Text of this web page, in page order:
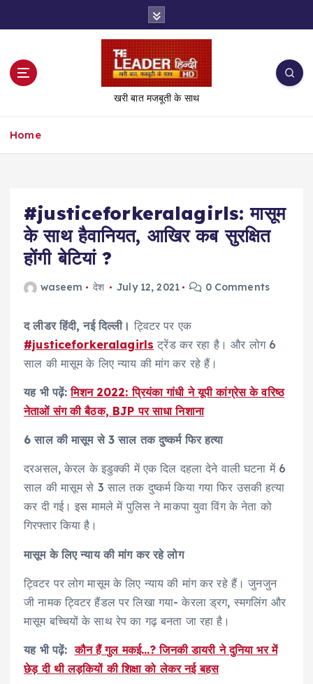
t
खरी बात मजबूती के साथ
Home
#justiceforkeralagirls: मासूम
के साथ हैवानियत, आखिर कब सुरक्षित
होंगी बेटियां ?
waseem देश July 12, 2021 0 Comments
द लीडर हिंदी, नई दिल्ली। ट्‍विटर पर एक
#justiceforkeralagirls ट्रेंड कर रहा है। और लोग 6
साल की मासूम के लिए न्याय की मांग कर रहे हैं।
यह भी पढ़ें:मिशन 2022: प्रियंका गांधी ने यूपी कांग्रेस के वरिष्ठ
नेताओं संग की बैठक, BJP पर साधा निशाना
6 साल की मासूम से 3 साल तक दुष्कर्म फिर हत्या
दरअसल, केरल के इडुक्की में एक दिल दहला देने वाली घटना में 6
साल की मासूम से 3 साल तक दुष्कर्म किया गया फिर उसकी हत्या
कर दी गई। इस मामले में पुलिस ने माकपा युवा विंग के नेता को
गिरफ्तार किया है।
मासूम के लिए न्याय की मांग कर रहे लोग
ट्‍विटर पर लोग मासूम के लिए न्याय की मांग कर रहे हैं। जुनजुन
जी नामक ट्‍विटर हैंडल पर लिखा गया- केरला ड्रग, स्मगलिंग और
मासूम बच्चियों के साथ रेप का गढ़ बनता जा रहा है।
यह भी पढ़ें:कौन हैं गुल मकई…? जिनकी डायरी ने दुनिया भर में
छेड़ दी थी लड़कियों की शिक्षा को लेकर नई बहस